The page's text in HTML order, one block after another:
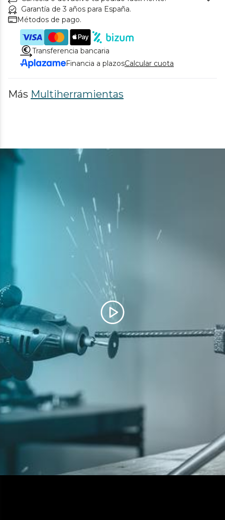
Garantía de 3 años para España.
Métodos de pago.
Transferencia bancaria
Financia a plazosCalcular cuota
Más Multiherramientas